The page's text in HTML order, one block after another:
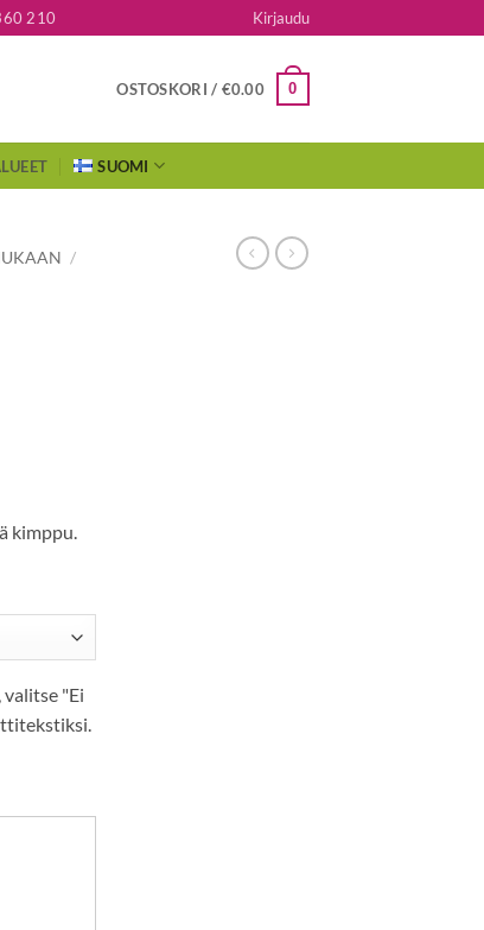
210 Kirjaudu
OSTOSKORI / €0.00 0
SUOMI
/
kimppu.
"Ei